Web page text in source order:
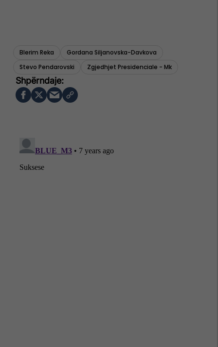
Blerim Reka
Gordana Siljanovska-Davkova
Stevo Pendarovski
Zgjedhjet Presidenciale - Mk